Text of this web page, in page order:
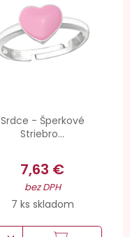
Srdce - Šperkové
Striebro...
7,63 €
bez DPH
7 ks skladom